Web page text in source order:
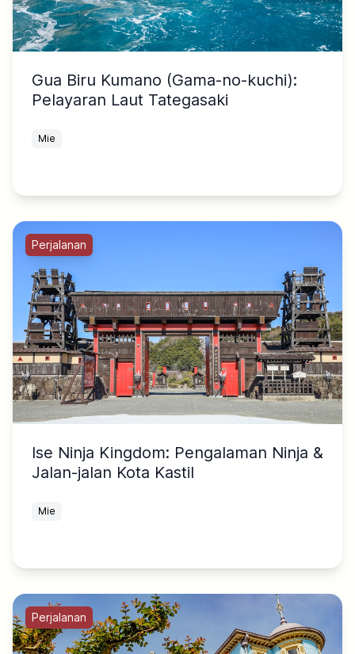
Gua Biru Kumano (Gama-no-kuchi):
Pelayaran Laut Tategasaki
Mie
Perjalanan
Ise Ninja Kingdom: Pengalaman Ninja &
Jalan-jalan Kota Kastil
Mie
Perjalanan